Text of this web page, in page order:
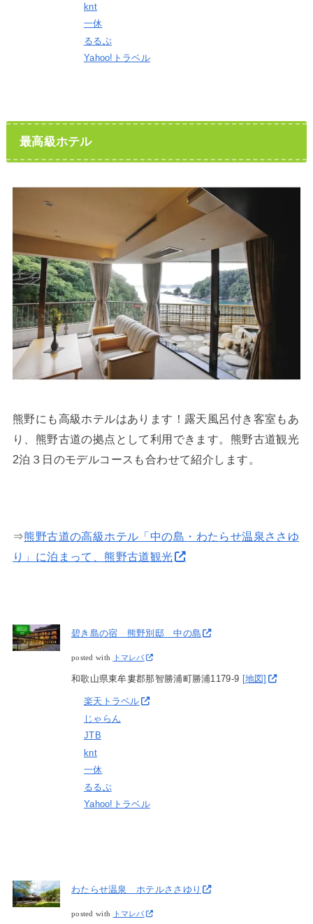
knt
一休
るるぶ
Yahoo!トラベル
最高級ホテル
熊野にも高級ホテルはあります！露天風呂付き客室もあ
り、熊野古道の拠点として利用できます。熊野古道観光
2泊３日のモデルコースも合わせて紹介します。
⇒熊野古道の高級ホテル「中の島・わたらせ温泉ささゆ
り」に泊まって、熊野古道観光
碧き島の宿 熊野別邸 中の島
posted with トマレバ
和歌山県東牟婁郡那智勝浦町勝浦1179-9 [地図]
楽天トラベル
じゃらん
JTB
knt
一休
るるぶ
Yahoo!トラベル
わたらせ温泉 ホテルささゆり
posted with トマレバ